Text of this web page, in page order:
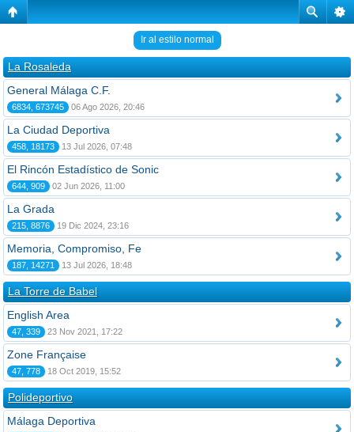
Ir al estilo normal
La Rosaleda
General Málaga C.F.
6834, 673745 06 Ago 2026, 20:46
La Ciudad Deportiva
458, 18173 13 Jul 2026, 07:48
El Rincón Estadístico de Sonic
644, 909 02 Jun 2026, 11:00
La Grada
215, 8876 19 Dic 2024, 23:16
Memoria, Compromiso, Fe
187, 14271 13 Jul 2026, 18:48
La Torre de Babel
English Area
47, 339 23 Nov 2021, 17:22
Zone Française
47, 778 18 Oct 2019, 15:52
Polideportivo
Málaga Deportiva